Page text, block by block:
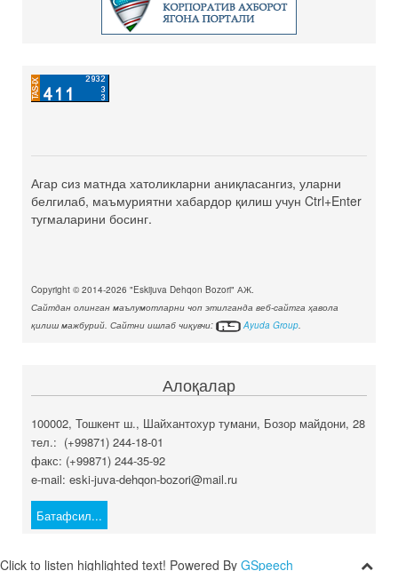
Агар сиз матнда хатоликларни аниқласангиз, уларни
белгилаб, маъмуриятни хабардор қилиш учун Ctrl+Enter
тугмаларини босинг.
Copyright © 2014-2026 "Eskijuva Dehqon Bozori" АЖ.
Сайтдан олинган маълумотларни чоп этилганда веб-сайтга ҳавола
қилиш мажбурий. Сайтни ишлаб чиқувчи:
Ayuda Group.
Алоқалар
100002, Тошкент ш., Шайхантохур тумани, Бозор майдони, 28
тел.: (+99871) 244-18-01
факс: (+99871) 244-35-92
e-mail: eski-juva-dehqon-bozori@mail.ru
Батафсил...
Click to listen highlighted text! Powered By GSpeech